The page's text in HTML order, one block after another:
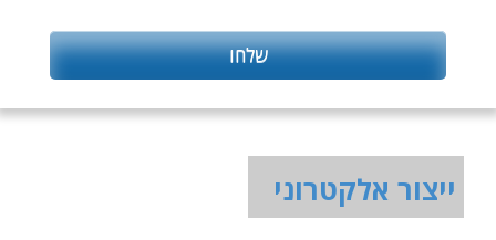
ייצור אלקטרוני